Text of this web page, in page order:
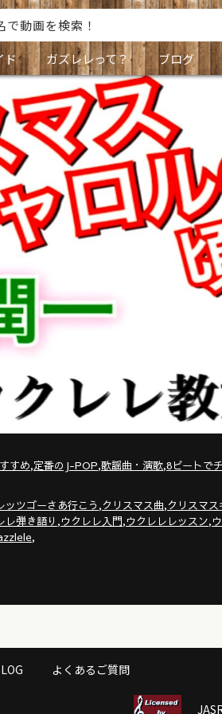
ド ガズレレって？ ブログ
すめ,定番のJ-POP,歌謡曲・演歌,8ビートで
ッツゴーさあ行こう ,クリスマス曲,クリスマ
レ弾き語り ,ウクレレ入門,ウクレレレッスン,
,
よくあるご質問